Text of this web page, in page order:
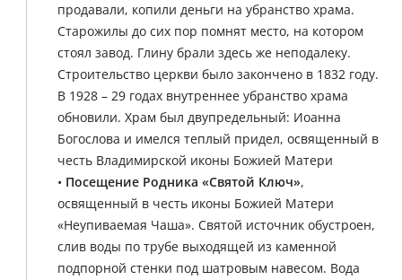
продавали, копили деньги на убранство храма.
Старожилы до сих пор помнят место, на котором
стоял завод. Глину брали здесь же неподалеку.
Строительство церкви было закончено в 1832 году.
В 1928 – 29 годах внутреннее убранство храма
обновили. Храм был двупредельный: Иоанна
Богослова и имелся теплый придел, освященный в
честь Владимирской иконы Божией Матери
• Посещение Родника «Святой Ключ»,
освященный в честь иконы Божией Матери
«Неупиваемая Чаша». Святой источник обустроен,
слив воды по трубе выходящей из каменной
подпорной стенки под шатровым навесом. Вода